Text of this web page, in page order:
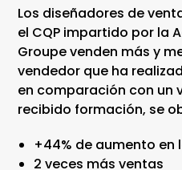
Los diseñadores de
el CQP impartido por la
Groupe venden más y
vendedor que ha
en comparación con un
recibido formación, se
+44% de aumento en
2 veces más ventas